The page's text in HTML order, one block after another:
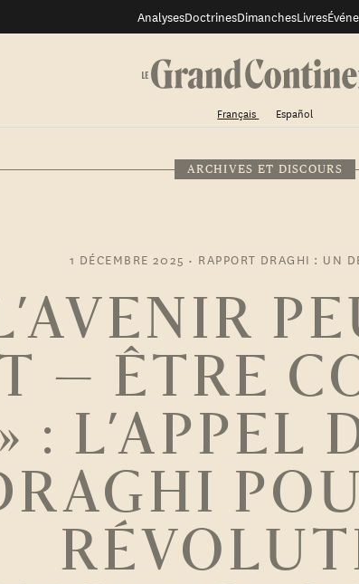
AnalysesDoctrinesDimanchesLivres
Français Español
ARCHIVES ET DISCOURS
1 DÉCEMBRE 2025 • RAPPORT DRAGHI : UN
— ÊTRE
: L’APPEL